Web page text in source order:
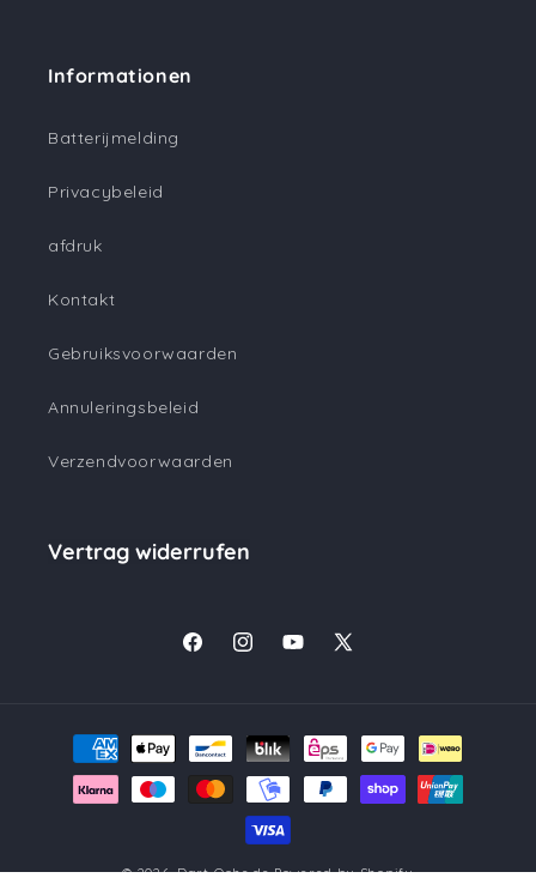
Informationen
Batterijmelding
Privacybeleid
afdruk
Kontakt
Gebruiksvoorwaarden
Annuleringsbeleid
Verzendvoorwaarden
Vertrag widerrufen
FacebookInstagramYouTube
X
Betaalmethoden
© 2026,Dart-Oche.de Powered by Shopify